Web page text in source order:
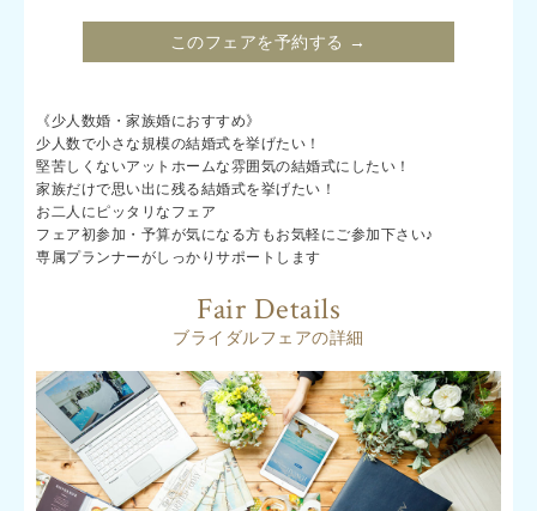
このフェアを予約する →
《少人数婚・家族婚におすすめ》
少人数で小さな規模の結婚式を挙げたい！
堅苦しくないアットホームな雰囲気の結婚式にしたい！
家族だけで思い出に残る結婚式を挙げたい！
お二人にピッタリなフェア
フェア初参加・予算が気になる方もお気軽にご参加下さい♪
専属プランナーがしっかりサポートします
Fair Details
ブライダルフェアの詳細